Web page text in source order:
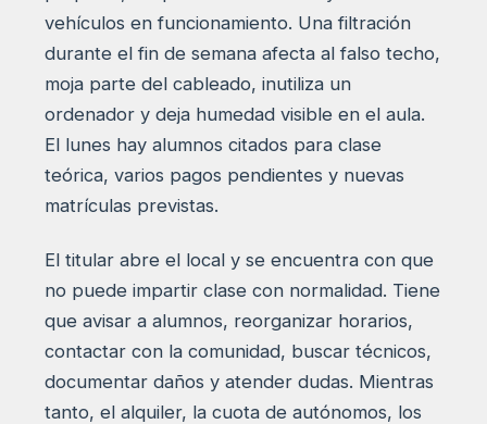
vehículos en funcionamiento. Una filtración
durante el fin de semana afecta al falso techo,
moja parte del cableado, inutiliza un
ordenador y deja humedad visible en el aula.
El lunes hay alumnos citados para clase
teórica, varios pagos pendientes y nuevas
matrículas previstas.
El titular abre el local y se encuentra con que
no puede impartir clase con normalidad. Tiene
que avisar a alumnos, reorganizar horarios,
contactar con la comunidad, buscar técnicos,
documentar daños y atender dudas. Mientras
tanto, el alquiler, la cuota de autónomos, los